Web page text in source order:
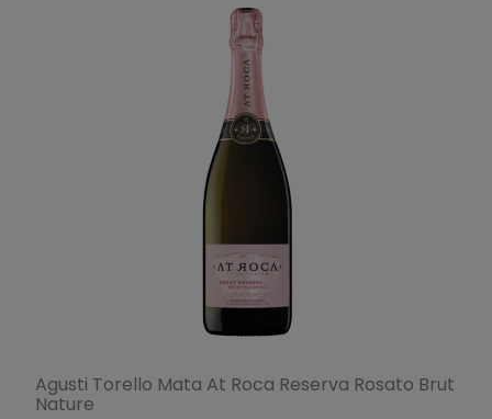
Agusti Torello Mata At Roca Reserva Rosato Brut
Nature